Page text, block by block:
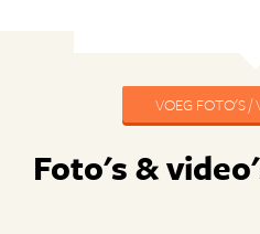
VOEG FOTO'S /
Foto's &